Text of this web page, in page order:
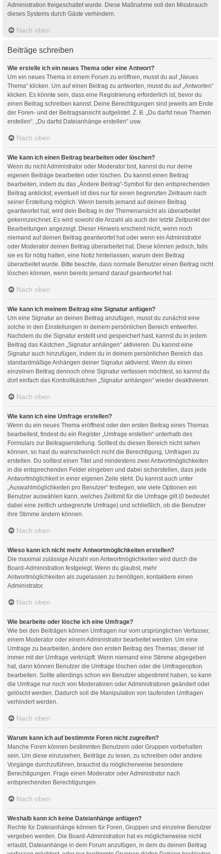
Administration freigeschaltet wurde. Diese Maßnahme soll den Missbrauch
dieses Systems durch Gäste verhindern.
Nach oben
Beiträge schreiben
Wie erstelle ich ein neues Thema oder eine Antwort?
Um ein neues Thema in einem Forum zu eröffnen, musst du auf „Neues
Thema“ klicken. Um auf einen Beitrag zu antworten, musst du auf „Antworten“
klicken. Es könnte sein, dass eine Registrierung erforderlich ist, bevor du
einen Beitrag schreiben kannst. Deine Berechtigungen sind jeweils am Ende
der Foren- und der Beitragsansicht aufgelistet. Z. B. „Du darfst neue Themen
erstellen“, „Du darfst Dateianhänge erstellen“ usw.
Nach oben
Wie kann ich einen Beitrag bearbeiten oder löschen?
Wenn du nicht Administrator oder Moderator bist, kannst du nur deine
eigenen Beiträge bearbeiten oder löschen. Du kannst einen Beitrag
bearbeiten, indem du das „Ändere Beitrag“-Symbol für den entsprechenden
Beitrag anklickst; eventuell ist dies nur für einen begrenzten Zeitraum nach
seiner Erstellung möglich. Wenn bereits jemand auf deinen Beitrag
geantwortet hat, wird dein Beitrag in der Themenansicht als überarbeitet
gekennzeichnet. Es wird sowohl die Anzahl als auch der letzte Zeitpunkt der
Bearbeitungen angezeigt. Dieser Hinweis erscheint nicht, wenn noch
niemand auf deinen Beitrag geantwortet hat oder wenn ein Administrator
oder Moderator deinen Beitrag überarbeitet hat. Diese können jedoch, falls
sie es für nötig halten, eine Notiz hinterlassen, warum dein Beitrag
überarbeitet wurde. Bitte beachte, dass normale Benutzer einen Beitrag nicht
löschen können, wenn bereits jemand darauf geantwortet hat.
Nach oben
Wie kann ich meinem Beitrag eine Signatur anfügen?
Um eine Signatur an deinen Beitrag anzufügen, musst du zunächst eine
solche in den Einstellungen in deinem persönlichen Bereich entwerfen.
Nachdem du die Signatur erstellt und gespeichert hast, kannst du in jedem
Beitrag das Kästchen „Signatur anhängen“ aktivieren. Du kannst eine
Signatur auch hinzufügen, indem du in deinem persönlichen Bereich das
standardmäßige Anhängen deiner Signatur aktivierst. Wenn du einen
einzelnen Beitrag dennoch ohne Signatur verfassen möchtest, so kannst du
dort einfach das Kontrollkästchen „Signatur anhängen“ wieder deaktivieren.
Nach oben
Wie kann ich eine Umfrage erstellen?
Wenn du ein neues Thema eröffnest oder den ersten Beitrag eines Themas
bearbeitest, findest du ein Register „Umfrage erstellen“ unterhalb des
Formulars zur Beitragserstellung. Solltest du diesen Bereich nicht sehen
können, so hast du wahrscheinlich nicht die Berechtigung, Umfragen zu
erstellen. Du solltest einen Titel und mindestens zwei Antwortmöglichkeiten
in die entsprechenden Felder eingeben und dabei sicherstellen, dass jede
Antwortmöglichkeit in einer eigenen Zeile steht. Du kannst auch unter
„Auswahlmöglichkeiten pro Benutzer“ festlegen, wie viele Optionen ein
Benutzer auswählen kann, welches Zeitlimit für die Umfrage gilt (0 bedeutet
dabei eine zeitlich unbegrenzte Umfrage) und schließlich, ob die Benutzer
ihre Stimme ändern können.
Nach oben
Wieso kann ich nicht mehr Antwortmöglichkeiten erstellen?
Die maximal zulässige Anzahl von Antwortmöglichkeiten wird durch die
Board-Administration festgelegt. Wenn du glaubst, mehr
Antwortmöglichkeiten als zugelassen zu benötigen, kontaktiere einen
Administrator.
Nach oben
Wie bearbeite oder lösche ich eine Umfrage?
Wie bei den Beiträgen können Umfragen nur vom ursprünglichen Verfasser,
einem Moderator oder einem Administrator bearbeitet werden. Um eine
Umfrage zu bearbeiten, ändere den ersten Beitrag des Themas; dieser ist
immer mit der Umfrage verknüpft. Wenn niemand eine Stimme abgegeben
hat, dann können Benutzer die Umfrage löschen oder die Umfrageoption
bearbeiten. Sollte allerdings schon ein Benutzer abgestimmt haben, so kann
die Umfrage nur noch von Moderatoren oder Administratoren geändert oder
gelöscht werden. Dadurch soll die Manipulation von laufenden Umfragen
verhindert werden.
Nach oben
Warum kann ich auf bestimmte Foren nicht zugreifen?
Manche Foren können bestimmten Benutzern oder Gruppen vorbehalten
sein. Um diese einzusehen, Beiträge zu lesen, zu schreiben oder andere
Vorgänge durchzuführen, brauchst du möglicherweise besondere
Berechtigungen. Frage einen Moderator oder Administrator nach
entsprechenden Berechtigungen.
Nach oben
Weshalb kann ich keine Dateianhänge anfügen?
Rechte für Dateianhänge können für Foren, Gruppen und einzelne Benutzer
vergeben werden. Die Board-Administration hat es möglicherweise nicht
erlaubt, Dateianhänge in dem Forum anzufügen, in dem du deinen Beitrag